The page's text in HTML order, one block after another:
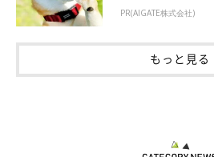
PR(AIGATE株式会社)
もっと見る